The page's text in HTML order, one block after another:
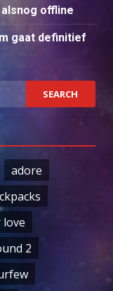
offline
gaat definitief
adore
2